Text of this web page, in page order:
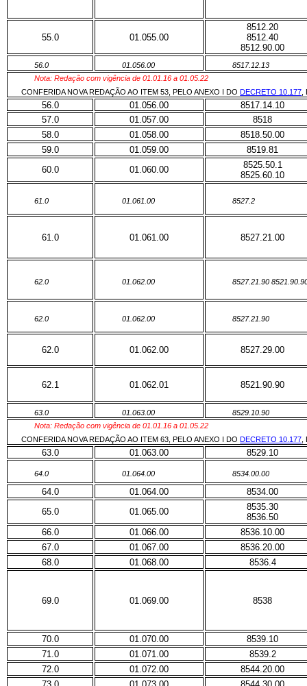
55.0 01.055.00
8512.20
8512.40
8512.90.00
56.0 01.056.00
8517.12.13
Nota: Redação com vigência de 01.01.16 a 01.05.22
CONFERIDA NOVA REDAÇÃO AO ITEM 53, PELO ANEXO I DODECRETO 10.177
56.0 01.056.00
8517.14.10
57.0
01.057.00
8518
58.0
01.058.00
8518.50.00
59.0
01.059.00
8519.81
60.0
01.060.00
8525.50.1
8525.60.10
61.0 01.061.00 8527.2
61.0 01.061.00 8527.21.00
62.0 01.062.00 8527.21.90
62.0 01.062.00 8527.21.90
62.0 01.062.00 8527.29.00
62.1 01.062.01 8521.90.90
63.0 01.063.00
8529.10.90
Nota: Redação com vigência de 01.01.16 a 01.05.22
CONFERIDA NOVA REDAÇÃO AO ITEM 63, PELO ANEXO I DODECRETO 10.177
63.0 01.063.00 8529.10
64.0 01.064.00 8534.00.00
64.0 01.064.00
8534.00
65.0
01.065.00
8535.30
8536.50
66.0
01.066.00
8536.10.00
67.0
01.067.00
8536.20.00
68.0
01.068.00 8536.4
69.0 01.069.00 8538
70.0 01.070.00
8539.10
71.0
01.071.00
8539.2
72.0
01.072.00
8544.20.00